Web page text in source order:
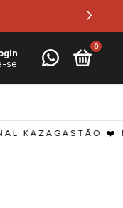
se
0
KAZAGASTÃO ❤️